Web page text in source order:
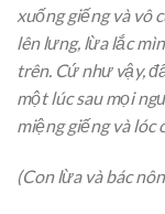
xuống giếng và vô
lên lưng, lừa lắc
trên. Cứ như vậy,
một lúc sau mọi
miệng giếng và lóc
(Con lừa và bác